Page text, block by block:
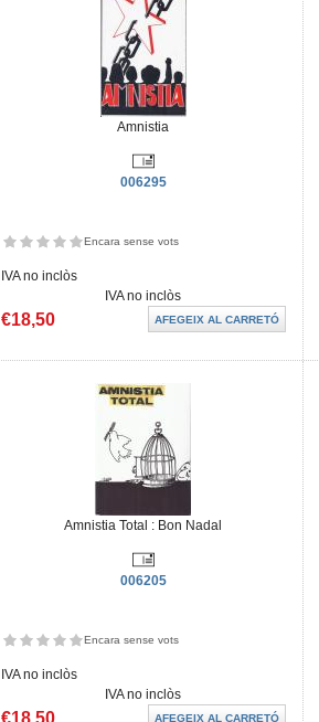
Amnistia
006295
Encara sense vots
IVA no inclòs
IVA no inclòs
€18,50
Amnistia Total : Bon Nadal
006205
Encara sense vots
IVA no inclòs
IVA no inclòs
€18,50